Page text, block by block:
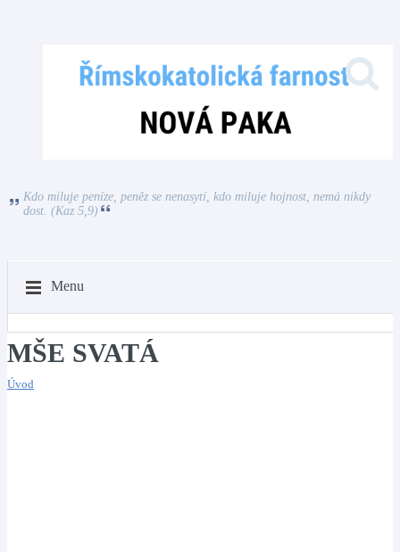
Kdo miluje peníze, peněz se nenasytí, kdo miluje hojnost, nemá nikdy
dost. (Kaz 5,9)
Menu
MŠE SVATÁ
Úvod